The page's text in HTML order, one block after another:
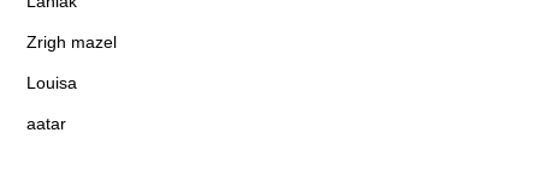
Zrigh mazel
Louisa
aatar